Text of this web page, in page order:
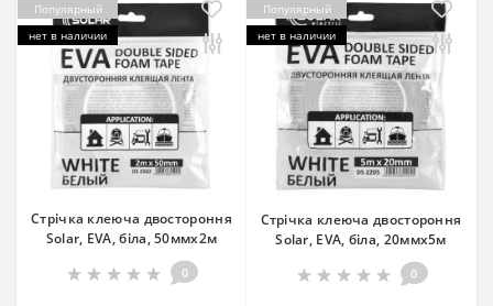
Популярный
нет в наличии
Стрічка клеюча двостороння
Solar, EVA, біла, 50ммx2м
0
Популярный
нет в наличии
Стрічка клеюча двостороння
Solar, EVA, біла, 20ммx5м
0